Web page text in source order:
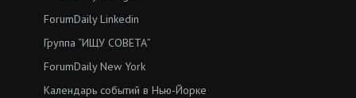
ForumDaily Linkedin
Группа “ИЩУ СОВЕТА”
ForumDaily New York
Календарь событий в Нью-Йорке